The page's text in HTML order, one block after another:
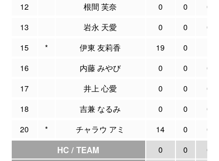
12
根間 芙奈 0 0
0
13
岩永 天愛 0 0
0
15
* 伊東 友莉香 19 0
16
内藤 みやび 0 0
0
17
井上 心愛 0 0
0
18
吉兼 なるみ 0 0
0
20
* チャラウ アミ 14 0 0
HC / TEAM 0 0 0